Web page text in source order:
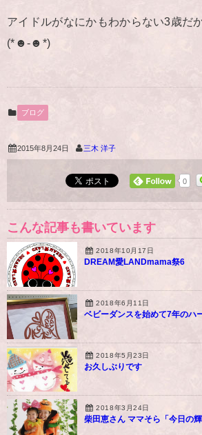
アイドルがなにかもわからない3歳だ
(*☻-☻*)
ブログ
2015年8月24日 三木 洋子
0
こんな記事も書いています
2018年10月17日
DREAM愛LANDmama祭6
2018年6月11日
ベビーダンスを始めて7年のハ
2018年5月23日
お久しぶりです
2018年3月24日
柴田恵さん ママそら「今日の